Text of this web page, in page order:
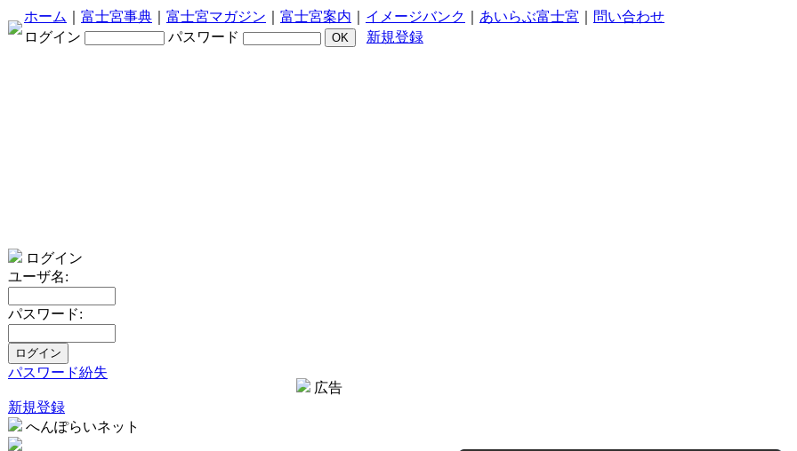
ホーム 富士宮事典 富士宮マガジン 富士宮案内 イメージバンク あいらぶ富士宮
問い合わせ
ログイン
パスワード 新規登録
ログイン
ユーザ名:
パスワード:
パスワード紛失
新規登録
へんぽらいネット
広告